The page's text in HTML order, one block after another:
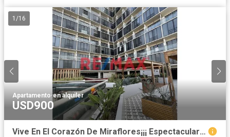
1 /16
Apartamento·en alquiler
USD900
Vive En El Corazón De Miraflores¡¡¡ Espectacular Dúplex Amoblado En Urban Living Benavides, A Una Cuadra De La Av Larco